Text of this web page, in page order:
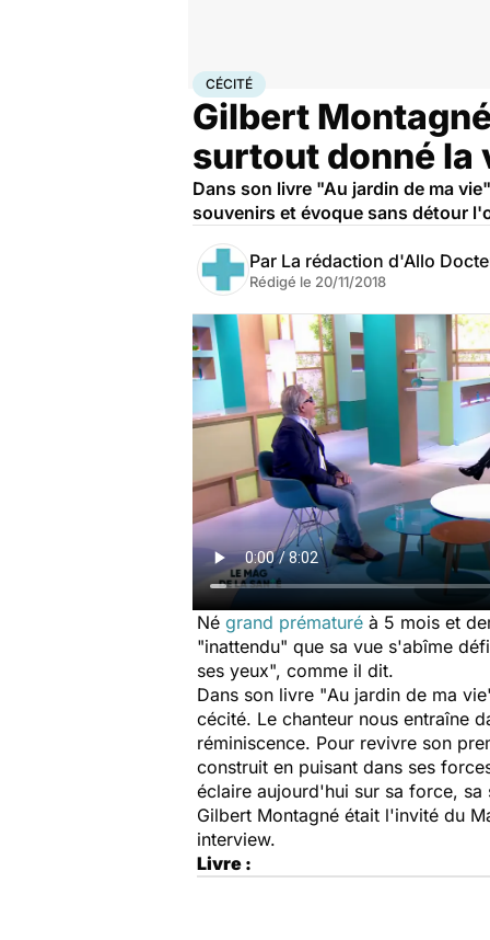
AccueilSanté
CÉCITÉ
Gilbert
surtout donné la
Dans son livre "Au jardin de ma
souvenirs et évoque sans détour
Par La rédaction d'Allo
Rédigé le 20/11/2018
Né grand prématuré à 5 mois et
"inattendu" que sa vue s'abîme
ses yeux", comme il dit.
Dans son livre "Au jardin de ma vie
cécité. Le chanteur nous entraîne
réminiscence. Pour revivre son
construit en puisant dans ses
éclaire aujourd'hui sur sa force,
Gilbert Montagné était l'invité du
interview.
Livre :